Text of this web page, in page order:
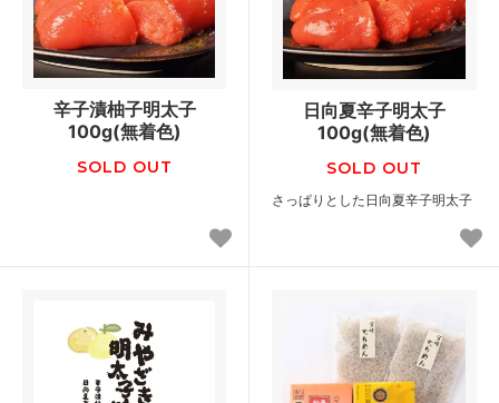
辛子漬柚子明太子
100g(無着色)
SOLD OUT
日向夏辛子明太子
100g(無着色)
SOLD OUT
さっぱりとした日向夏辛子明太子